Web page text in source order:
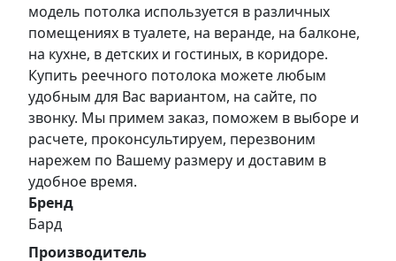
модель потолка используется в различных
помещениях в туалете, на веранде, на балконе,
на кухне, в детских и гостиных, в коридоре.
Купить реечного потолока можете любым
удобным для Вас вариантом, на сайте, по
звонку. Мы примем заказ, поможем в выборе и
расчете, проконсультируем, перезвоним
нарежем по Вашему размеру и доставим в
удобное время.
Бренд
Бард
Производитель